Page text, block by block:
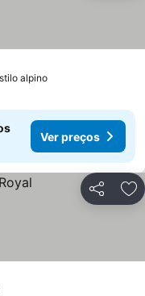
alpinoVer preços
Ver preços
Partilhar